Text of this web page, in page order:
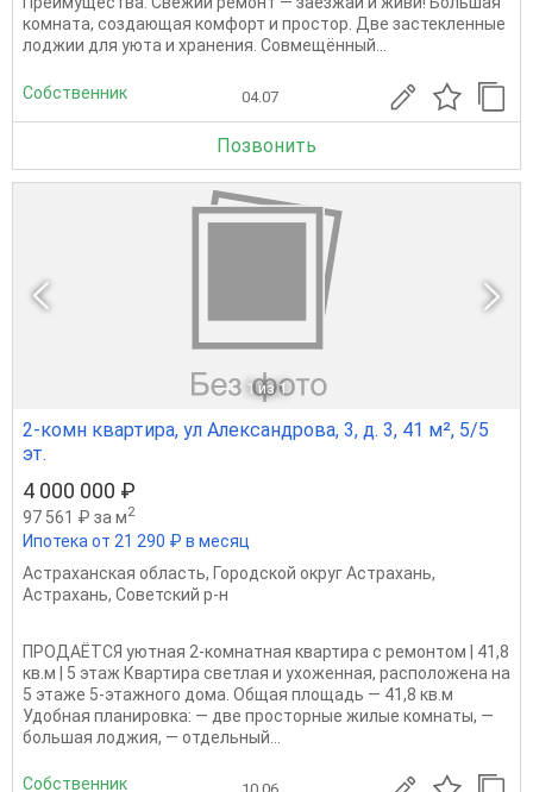
комната, создающая комфорт и простор. Две застекленные
лоджии для уюта и хранения. Совмещённый...
Собственник 04.07
Позвонить
1 из 1
2-комн квартира, ул Александрова, 3, д. 3, 41 м², 5/5
эт.
4 000 000 ₽
97 561 ₽ за м2
Ипотека от 21 290 ₽ в месяц
Астраханская область, Городской округ Астрахань,
Астрахань, Советский р-н
ПРОДАЁТСЯ уютная 2-комнатная квартира с ремонтом | 41,8
кв.м | 5 этаж Квартира светлая и ухоженная, расположена на
5 этаже 5-этажного дома. Общая площадь — 41,8 кв.м
Удобная планировка: — две просторные жилые комнаты, —
большая лоджия, — отдельный...
Собственник